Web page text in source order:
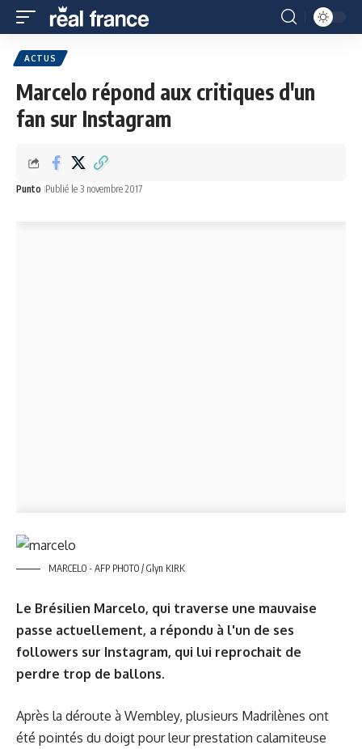
ACTUS
Marcelo répond aux critiques d'un
fan sur Instagram
Punto Publié le 3 novembre 2017
MARCELO - AFP PHOTO / Glyn KIRK
Le Brésilien Marcelo, qui traverse une mauvaise
passe actuellement, a répondu à l'un de ses
followers sur Instagram, qui lui reprochait de
perdre trop de ballons.
Après la déroute à Wembley, plusieurs Madrilènes ont
été pointés du doigt pour leurprestation calamiteuse